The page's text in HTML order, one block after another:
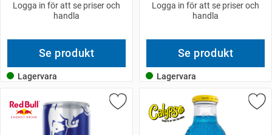
Logga in för att se priser och
handla
Se produkt
Lagervara
Logga in för att se priser och
handla
Se produkt
Lagervara